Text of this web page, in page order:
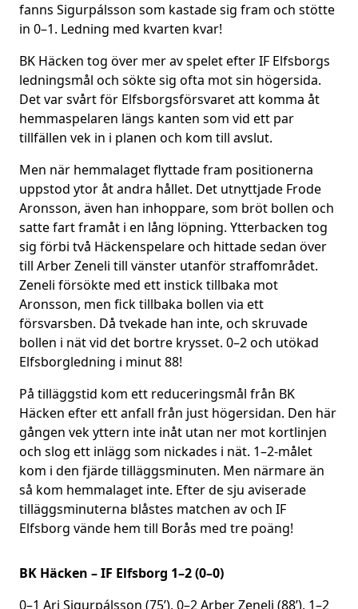
fanns Sigurpálsson som kastade sig fram och stötte
in 0–1. Ledning med kvarten kvar!
BK Häcken tog över mer av spelet efter IF Elfsborgs
ledningsmål och sökte sig ofta mot sin högersida.
Det var svårt för Elfsborgsförsvaret att komma åt
hemmaspelaren längs kanten som vid ett par
tillfällen vek in i planen och kom till avslut.
Men när hemmalaget flyttade fram positionerna
uppstod ytor åt andra hållet. Det utnyttjade Frode
Aronsson, även han inhoppare, som bröt bollen och
satte fart framåt i en lång löpning. Ytterbacken tog
sig förbi två Häckenspelare och hittade sedan över
till Arber Zeneli till vänster utanför straffområdet.
Zeneli försökte med ett instick tillbaka mot
Aronsson, men fick tillbaka bollen via ett
försvarsben. Då tvekade han inte, och skruvade
bollen i nät vid det bortre krysset. 0–2 och utökad
Elfsborgledning i minut 88!
På tilläggstid kom ett reduceringsmål från BK
Häcken efter ett anfall från just högersidan. Den här
gången vek yttern inte inåt utan ner mot kortlinjen
och slog ett inlägg som nickades i nät. 1–2-målet
kom i den fjärde tilläggsminuten. Men närmare än
så kom hemmalaget inte. Efter de sju aviserade
tilläggsminuterna blåstes matchen av och IF
Elfsborg vände hem till Borås med tre poäng!
BK Häcken – IF Elfsborg 1–2 (0–0)
0–1 Ari Sigurpálsson (75’), 0–2 Arber Zeneli (88’), 1–2